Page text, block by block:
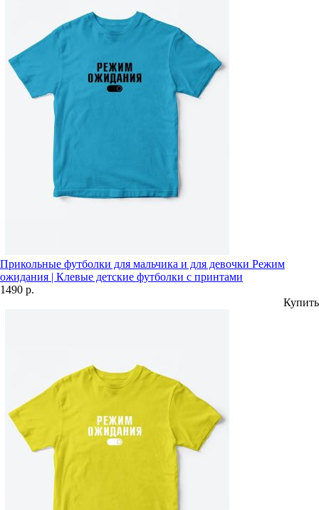
Прикольные футболки для мальчика и для девочки Режим
ожидания | Клевые детские футболки с принтами
1490 р.
Купить